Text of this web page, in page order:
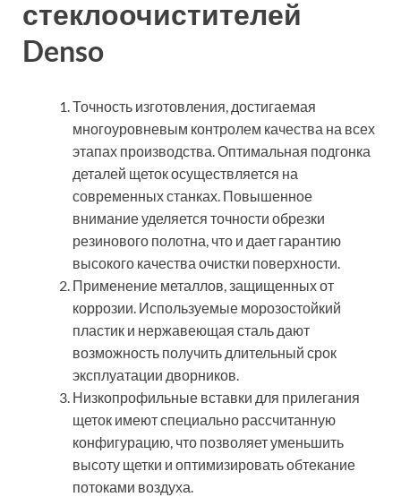
стеклоочистителей
Denso
Точность изготовления, достигаемая
многоуровневым контролем качества на всех
этапах производства. Оптимальная подгонка
деталей щеток осуществляется на
современных станках. Повышенное
внимание уделяется точности обрезки
резинового полотна, что и дает гарантию
высокого качества очистки поверхности.
Применение металлов, защищенных от
коррозии. Используемые морозостойкий
пластик и нержавеющая сталь дают
возможность получить длительный срок
эксплуатации дворников.
Низкопрофильные вставки для прилегания
щеток имеют специально рассчитанную
конфигурацию, что позволяет уменьшить
высоту щетки и оптимизировать обтекание
потоками воздуха.